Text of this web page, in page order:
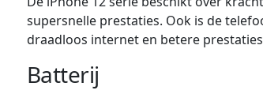
supersnelle prestaties. Ook is de
draadloos internet en betere
Batterij